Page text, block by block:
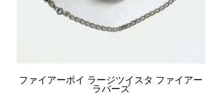
ファイアーポイ ラージツイスタ ファイアー
ラバーズ